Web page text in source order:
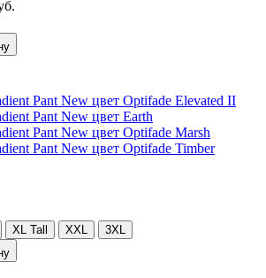
XL Tall XXL
3XL